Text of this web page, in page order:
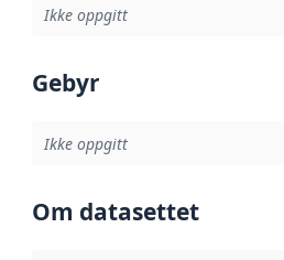
Ikke oppgitt
Gebyr
Ikke oppgitt
Om datasettet